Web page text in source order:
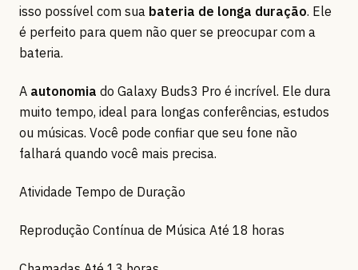
isso possível com sua bateria de longa duração. Ele
é perfeito para quem não quer se preocupar com a
bateria.
A autonomia do Galaxy Buds3 Pro é incrível. Ele dura
muito tempo, ideal para longas conferências, estudos
ou músicas. Você pode confiar que seu fone não
falhará quando você mais precisa.
Atividade Tempo de Duração
Reprodução Contínua de Música Até 18 horas